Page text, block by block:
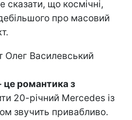
сказати, що космічні,
про масовий
Олег Василевський
це романтика з
20-річний Mercedes із
звучить привабливо.